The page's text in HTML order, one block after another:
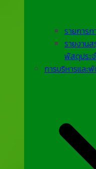
รายการ
รายงาน
พัสดุประ
การบริหารแล